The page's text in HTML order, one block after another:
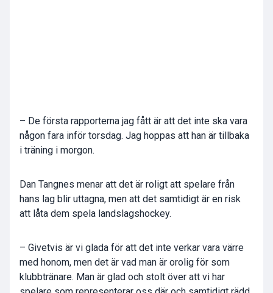
– De första rapporterna jag fått är att det inte ska vara
någon fara inför torsdag. Jag hoppas att han är tillbaka
i träning i morgon.
Dan Tangnes menar att det är roligt att spelare från
hans lag blir uttagna, men att det samtidigt är en risk
att låta dem spela landslagshockey.
– Givetvis är vi glada för att det inte verkar vara värre
med honom, men det är vad man är orolig för som
klubbtränare. Man är glad och stolt över att vi har